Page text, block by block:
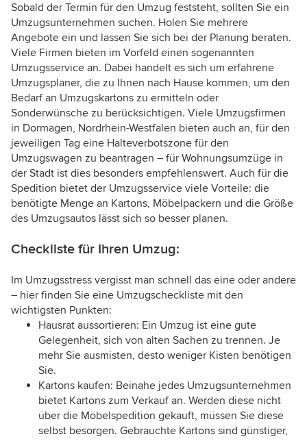
Sobald der Termin für den Umzug feststeht, sollten Sie ein
Umzugsunternehmen suchen. Holen Sie mehrere
Angebote ein und lassen Sie sich bei der Planung beraten.
Viele Firmen bieten im Vorfeld einen sogenannten
Umzugsservice an. Dabei handelt es sich um erfahrene
Umzugsplaner, die zu Ihnen nach Hause kommen, um den
Bedarf an Umzugskartons zu ermitteln oder
Sonderwünsche zu berücksichtigen. Viele Umzugsfirmen
in Dormagen, Nordrhein-Westfalen bieten auch an, für den
jeweiligen Tag eine Halteverbotszone für den
Umzugswagen zu beantragen – für Wohnungsumzüge in
der Stadt ist dies besonders empfehlenswert. Auch für die
Spedition bietet der Umzugsservice viele Vorteile: die
benötigte Menge an Kartons, Möbelpackern und die Größe
des Umzugsautos lässt sich so besser planen.
Checkliste für Ihren Umzug:
Im Umzugsstress vergisst man schnell das eine oder andere
– hier finden Sie eine Umzugscheckliste mit den
wichtigsten Punkten:
Hausrat aussortieren: Ein Umzug ist eine gute
Gelegenheit, sich von alten Sachen zu trennen. Je
mehr Sie ausmisten, desto weniger Kisten benötigen
Sie.
Kartons kaufen: Beinahe jedes Umzugsunternehmen
bietet Kartons zum Verkauf an. Werden diese nicht
über die Möbelspedition gekauft, müssen Sie diese
selbst besorgen. Gebrauchte Kartons sind günstiger,